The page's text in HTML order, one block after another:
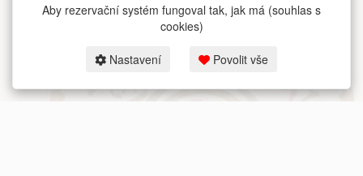
Aby rezervační systém fungoval tak, jak má (souhlas s
cookies)
Nastavení Povolit vše